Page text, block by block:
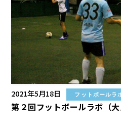
2021年5月18日 フットボールラ
第２回フットボールラボ（